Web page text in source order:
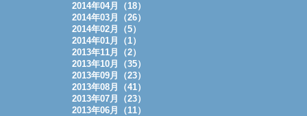
2014年04月（18）
2014年03月（26）
2014年02月（5）
2014年01月（1）
2013年11月（2）
2013年10月（35）
2013年09月（23）
2013年08月（41）
2013年07月（23）
2013年06月（11）